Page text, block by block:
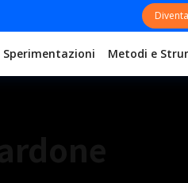
Sperimentazioni Metodi e